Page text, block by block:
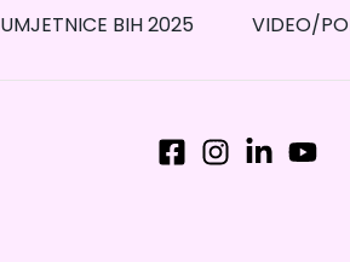
UMJETNICE BIH 2025 VIDEO/